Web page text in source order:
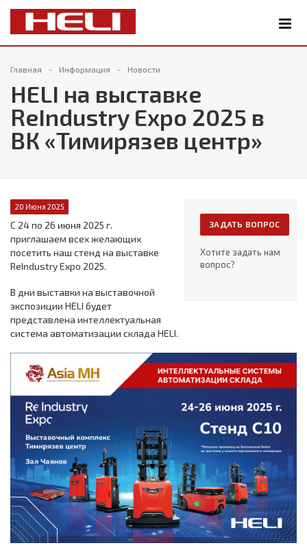
Главная Информация Новости
HELI на выставке
ReIndustry Expo 2025 в
ВК «Тимирязев центр»
ЗАДАТЬ ВОПРОС
Хотите задать нам
вопрос?
20 Июня 2025
С 24 по 26 июня 2025 г.
приглашаем всех желающих
посетить наш стенд на выставке
ReIndustry Expo 2025.
В дни выставки на выставочной
экспозиции HELI будет
представлена интеллектуальная
система автоматизации склада HELI.